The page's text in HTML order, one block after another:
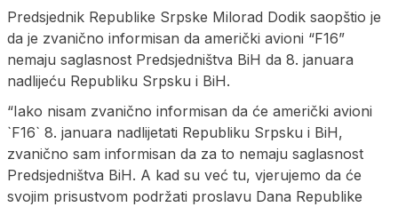
Predsjednik Republike Srpske Milorad Dodik saopštio je
da je zvanično informisan da američki avioni “F16”
nemaju saglasnost Predsjedništva BiH da 8. januara
nadlijeću Republiku Srpsku i BiH.
“Iako nisam zvanično informisan da će američki avioni
`F16` 8. januara nadlijetati Republiku Srpsku i BiH,
zvanično sam informisan da za to nemaju saglasnost
Predsjedništva BiH. A kad su već tu, vjerujemo da će
svojim prisustvom podržati proslavu Dana Republike